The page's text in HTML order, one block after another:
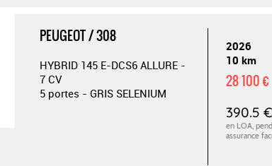
PEUGEOT / 308
HYBRID 145 E-DCS6 ALLURE -
7 CV
5 portes - GRIS SELENIUM
2026
10 km
28 100 €